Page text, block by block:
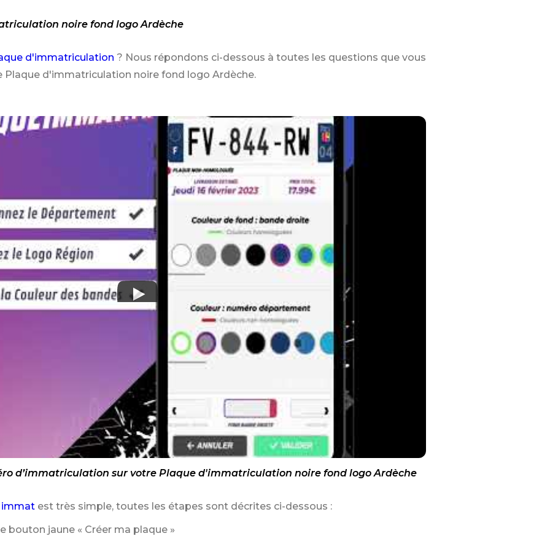
noire fond logo Ardèche
d'immatriculation ? Nous répondons ci-dessous à toutes les questions que vous
Plaque d'immatriculation noire fond logo Ardèche.
d’immatriculation sur votre Plaque d'immatriculation noire fond logo Ardèche
immatest très simple, toutes les étapes sont décrites ci-dessous :
bouton jaune « Créer ma plaque »